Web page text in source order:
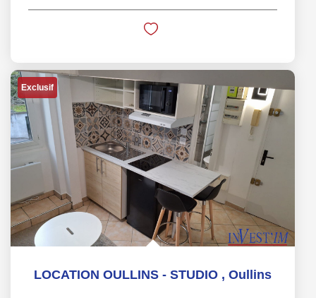
Exclusif
LOCATION OULLINS - STUDIO , Oullins